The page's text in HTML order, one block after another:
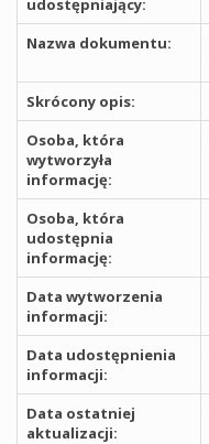
Nazwa dokumentu:
Skrócony opis:
Osoba, która
wytworzyła
informację:
Osoba, która
udostępnia
informację:
Data wytworzenia
informacji:
Data udostępnienia
informacji:
Data ostatniej
aktualizacji: